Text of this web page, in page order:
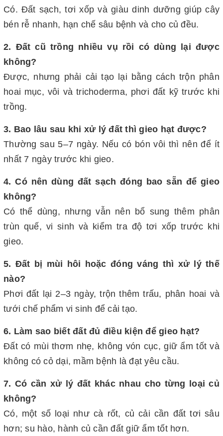
Có. Đất sạch, tơi xốp và giàu dinh dưỡng giúp cây
bén rễ nhanh, hạn chế sâu bệnh và cho củ đều.
2. Đất cũ trồng nhiều vụ rồi có dùng lại được
không?
Được, nhưng phải cải tạo lại bằng cách trộn phân
hoai mục, vôi và trichoderma, phơi đất kỹ trước khi
trồng.
3. Bao lâu sau khi xử lý đất thì gieo hạt được?
Thường sau 5–7 ngày. Nếu có bón vôi thì nên để ít
nhất 7 ngày trước khi gieo.
4. Có nên dùng đất sạch đóng bao sẵn để gieo
không?
Có thể dùng, nhưng vẫn nên bổ sung thêm phân
trùn quế, vi sinh và kiểm tra độ tơi xốp trước khi
gieo.
5. Đất bị mùi hôi hoặc đóng váng thì xử lý thế
nào?
Phơi đất lại 2–3 ngày, trộn thêm trấu, phân hoai và
tưới chế phẩm vi sinh để cải tạo.
6. Làm sao biết đất đủ điều kiện để gieo hạt?
Đất có mùi thơm nhẹ, không vón cục, giữ ẩm tốt và
không có cỏ dại, mầm bệnh là đạt yêu cầu.
7. Có cần xử lý đất khác nhau cho từng loại củ
không?
Có, một số loại như cà rốt, củ cải cần đất tơi sâu
hơn; su hào, hành củ cần đất giữ ẩm tốt hơn.